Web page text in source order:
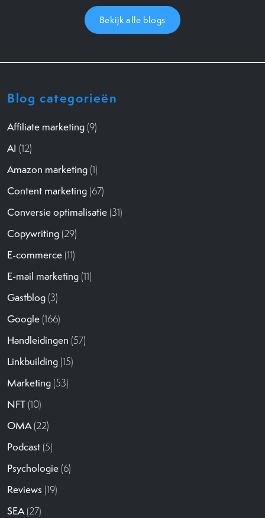
Bekijk alle blogs
Blog categorieën
Affiliate marketing (9)
AI (12)
Amazon marketing (1)
Content marketing (67)
Conversie optimalisatie (31)
Copywriting (29)
E-commerce (11)
E-mail marketing (11)
Gastblog (3)
Google (166)
Handleidingen (57)
Linkbuilding (15)
Marketing (53)
NFT (10)
OMA(22)
Podcast (5)
Psychologie (6)
Reviews (19)
SEA(27)